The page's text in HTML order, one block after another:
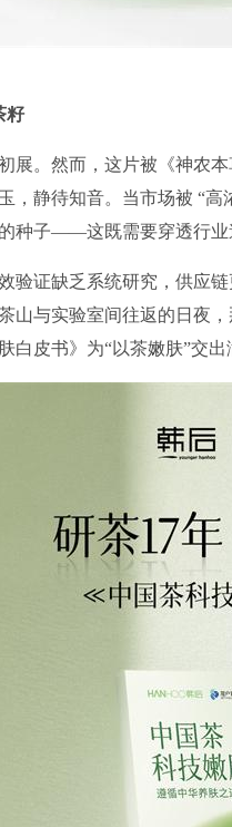
籽
展。然而，这片被《神农
，静待知音。当市场被 “
种子——这既需要穿透行业
验证缺乏系统研究，供应
山与实验室间往返的日夜
白皮书》为“以茶嫩肤”交出